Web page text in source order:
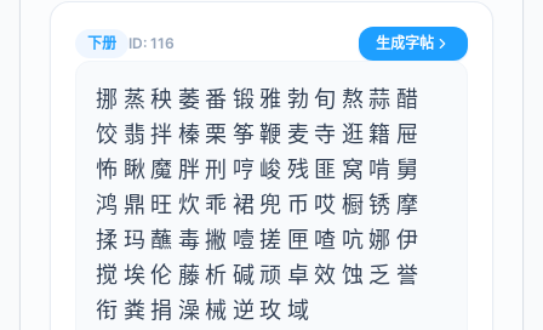
下册 ID: 116 生成字帖
挪蒸秧萎番锻雅勃旬熬蒜醋
饺翡拌榛栗筝鞭麦寺逛籍屉
怖瞅魔胖刑哼峻残匪窝啃舅
鸿鼎旺炊乖裙兜币哎橱锈摩
揉玛蘸毒撇噎搓匣喳吭娜伊
搅埃伦藤析碱顽卓效蚀乏誉
衔粪捐澡械逆玫域